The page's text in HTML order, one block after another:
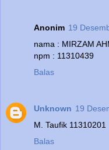
Anonim 19
nama : MIRZAM
npm : 11310439
Balas
Unknown 19
M. Taufik 11310201
Balas